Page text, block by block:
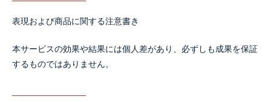
表現および商品に関する注意書き
本サービスの効果や結果には個人差があり、必ずしも成果を保証
するものではありません。